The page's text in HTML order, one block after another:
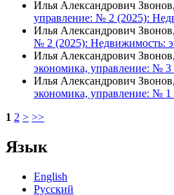
Илья Александрович
управление: № 2 (2025):
Илья Александрович Звонов,
№ 2 (2025): Недвижимость:
Илья Александрович
экономика, управление: №
Илья Александрович
экономика, управление: №
1 2 > >>
Язык
English
Русский